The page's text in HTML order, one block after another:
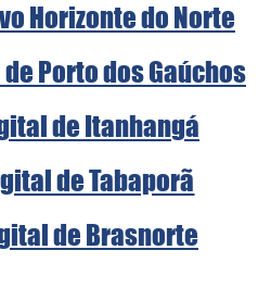
Horizonte do Norte
Porto dos Gaúchos
de Itanhangá
de Tabaporã
de Brasnorte